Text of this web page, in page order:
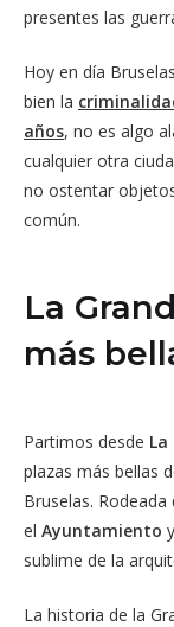
presentes las
Hoy en día
bien la
años, no es algo
cualquier otra
no ostentar
común.
La
más
Partimos desde La
plazas más bellas
Bruselas.
el Ayuntamiento
sublime de la
La historia de la